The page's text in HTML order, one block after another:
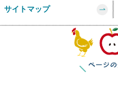
サイトマップ